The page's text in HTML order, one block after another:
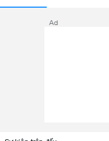
Ad